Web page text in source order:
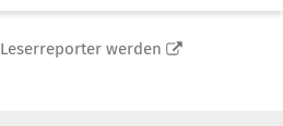
Leserreporter werden